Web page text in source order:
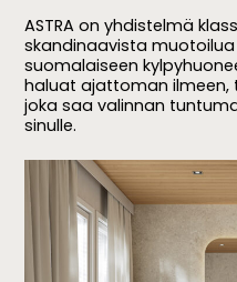
ASTRA on yhdistelmä
skandinaavista
suomalaiseen
haluat ajattoman ilmeen,
joka saa valinnan
sinulle.